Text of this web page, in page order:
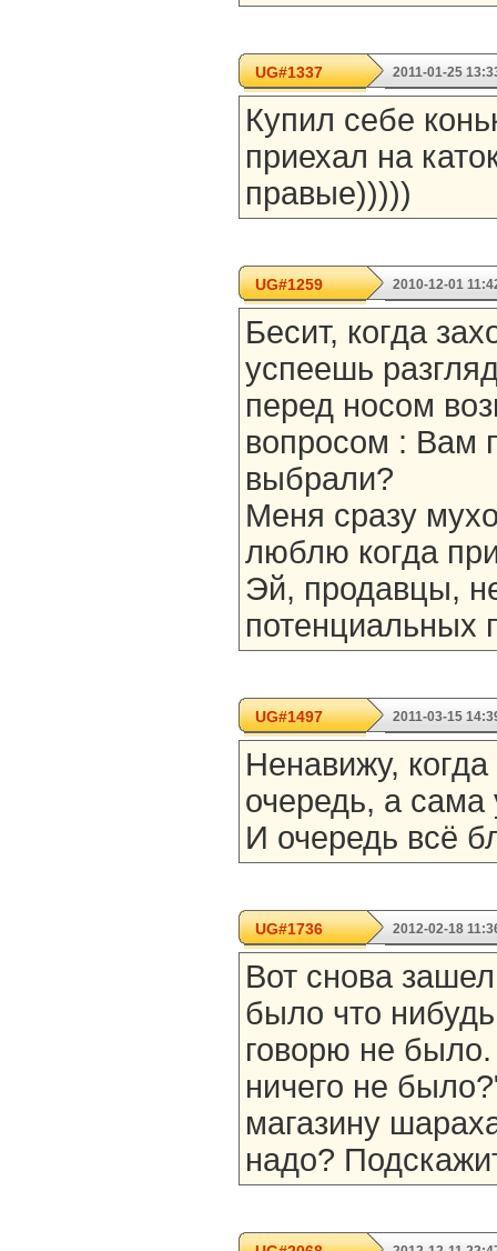
UG#1337 2011-01-25
Купил себе
приехал на
правые)))))
UG#1259 2010-12-01
Бесит, когда
успеешь
перед носом
вопросом : Вам
выбрали?
Меня сразу
люблю когда
Эй, продавцы,
потенциальных
UG#1497 2011-03-15
Ненавижу,
очередь, а сама
И очередь всё
UG#1736 2012-02-18
Вот снова
было что
говорю не
ничего не
магазину
надо?